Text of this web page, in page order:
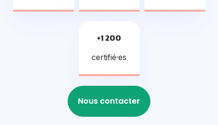
+1 200
certifié·es
Nous contacter